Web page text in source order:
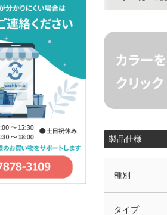
製品仕様
種別
タイプ